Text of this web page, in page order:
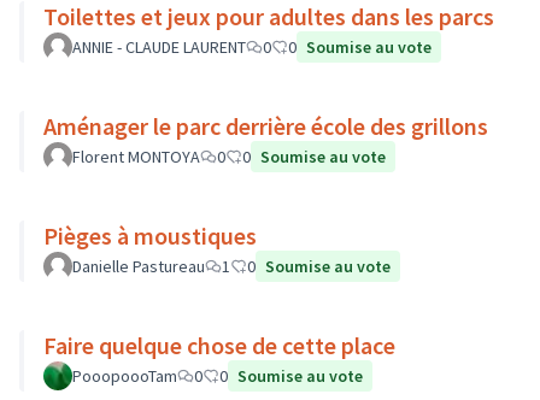
Toilettes et jeux pour adultes dans les parcs
ANNIE - CLAUDE LAURENT 0 0 Soumise au vote
Aménager le parc derrière école des grillons
Florent MONTOYA 0 0 Soumise au vote
Pièges à moustiques
Danielle Pastureau 1 0 Soumise au vote
Faire quelque chose de cette place
PooopoooTam 0 0 Soumise au vote